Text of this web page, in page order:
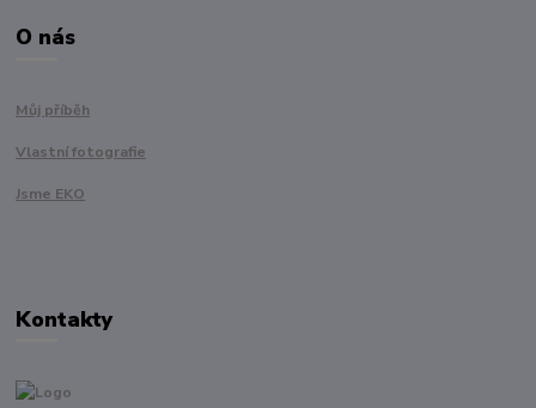
O nás
Můj příběh
Vlastní fotografie
Jsme EKO
Kontakty